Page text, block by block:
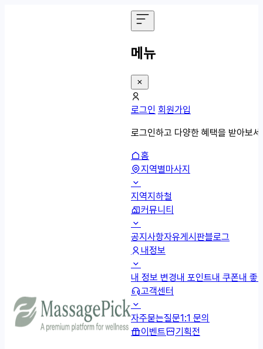
메뉴
로그인 회원가입
로그인하고 다양한 혜택을 받아보
홈
지역별마사지
지역지하철
커뮤니티
공지사항자유게시판블로그
내정보
내 정보 변경내 포인트내 쿠폰내 좋
고객센터
자주묻는질문1:1 문의
이벤트
기획전